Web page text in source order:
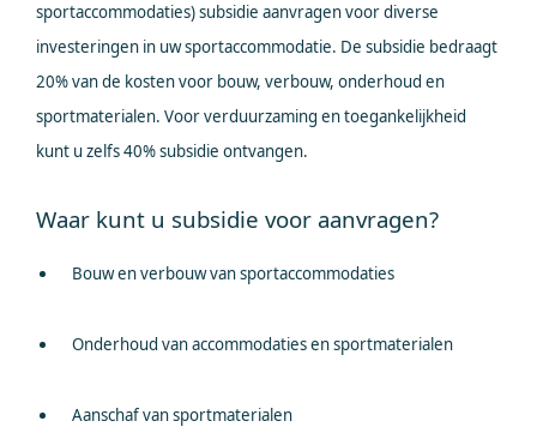
sportaccommodaties) subsidie aanvragen voor diverse
investeringen in uw sportaccommodatie. De subsidie bedraagt
20% van de kosten voor bouw, verbouw, onderhoud en
sportmaterialen. Voor verduurzaming en toegankelijkheid
kunt u zelfs 40% subsidie ontvangen.
Waar kunt u subsidie voor aanvragen?
Bouw en verbouw van sportaccommodaties
Onderhoud van accommodaties en sportmaterialen
Aanschaf van sportmaterialen